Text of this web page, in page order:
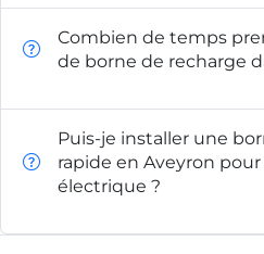
Combien de temps
de borne de recharge
Puis-je installer une
rapide en Aveyron
électrique ?